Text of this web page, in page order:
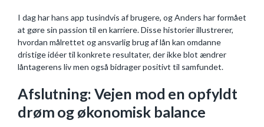
I dag har hans app tusindvis af brugere, og Anders har formået
at gøre sin passion til en karriere. Disse historier illustrerer,
hvordan målrettet og ansvarlig brug af lån kan omdanne
dristige idéer til konkrete resultater, der ikke blot ændrer
låntagerens liv men også bidrager positivt til samfundet.
Afslutning: Vejen mod en opfyldt
drøm og økonomisk balance